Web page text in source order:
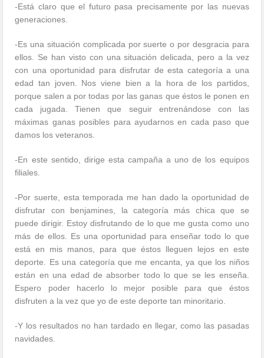
-Está claro que el futuro pasa precisamente por las nuevas
generaciones.
-Es una situación complicada por suerte o por desgracia para
ellos. Se han visto con una situación delicada, pero a la vez
con una oportunidad para disfrutar de esta categoría a una
edad tan joven. Nos viene bien a la hora de los partidos,
porque salen a por todas por las ganas que éstos le ponen en
cada jugada. Tienen que seguir entrenándose con las
máximas ganas posibles para ayudarnos en cada paso que
damos los veteranos.
-En este sentido, dirige esta campaña a uno de los equipos
filiales.
-Por suerte, esta temporada me han dado la oportunidad de
disfrutar con benjamines, la categoría más chica que se
puede dirigir. Estoy disfrutando de lo que me gusta como uno
más de ellos. Es una oportunidad para enseñar todo lo que
está en mis manos, para que éstos lleguen lejos en este
deporte. Es una categoría que me encanta, ya que los niños
están en una edad de absorber todo lo que se les enseña.
Espero poder hacerlo lo mejor posible para que éstos
disfruten a la vez que yo de este deporte tan minoritario.
-Y los resultados no han tardado en llegar, como las pasadas
navidades.